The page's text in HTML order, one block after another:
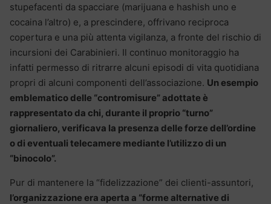
stupefacenti da spacciare (marijuana e hashish uno e
cocaina l’altro) e, a prescindere, offrivano reciproca
copertura e una più attenta vigilanza, a fronte del rischio di
incursioni dei Carabinieri. Il continuo monitoraggio ha
infatti permesso di ritrarre alcuni episodi di vita quotidiana
propri di alcuni componenti dell’associazione. Un esempio
emblematico delle “contromisure” adottate è
rappresentato da chi, durante il proprio “turno”
giornaliero, verificava la presenza delle forze dell’ordine
o di eventuali telecamere mediante l’utilizzo di un
“binocolo”.
Pur di mantenere la “fidelizzazione” dei clienti-assuntori,
l’organizzazione era aperta a “forme alternative di